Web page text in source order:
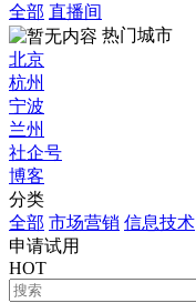
全部 直播间
热门城市
北京
杭州
宁波
兰州
社企号
博客
分类
全部 市场营销 信息技术
申请试用
HOT